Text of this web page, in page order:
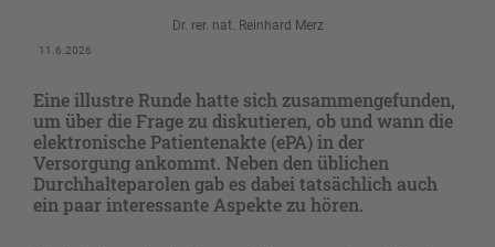
Dr. rer. nat. Reinhard Merz
11.6.2026
Eine illustre Runde hatte sich zusammengefunden,
um über die Frage zu diskutieren, ob und wann die
elektronische Patientenakte (ePA) in der
Versorgung ankommt. Neben den üblichen
Durchhalteparolen gab es dabei tatsächlich auch
ein paar interessante Aspekte zu hören.